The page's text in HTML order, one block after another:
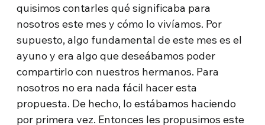
quisimos contarles qué significaba para
nosotros este mes y cómo lo vivíamos. Por
supuesto, algo fundamental de este mes es el
ayuno y era algo que deseábamos poder
compartirlo con nuestros hermanos. Para
nosotros no era nada fácil hacer esta
propuesta. De hecho, lo estábamos haciendo
por primera vez. Entonces les propusimos este